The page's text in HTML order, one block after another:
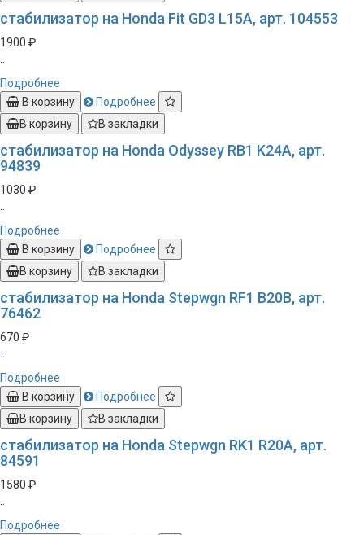
стабилизатор на Honda Fit GD3 L15A, арт. 104553
1900 ₽
..
Подробнее
В корзину
Подробнее
В корзину
В закладки
стабилизатор на Honda Odyssey RB1 K24A, арт.
94839
1030 ₽
..
Подробнее
В корзину
Подробнее
В корзину
В закладки
стабилизатор на Honda Stepwgn RF1 B20B, арт.
76462
670 ₽
..
Подробнее
В корзину
Подробнее
В корзину
В закладки
стабилизатор на Honda Stepwgn RK1 R20A, арт.
84591
1580 ₽
..
Подробнее